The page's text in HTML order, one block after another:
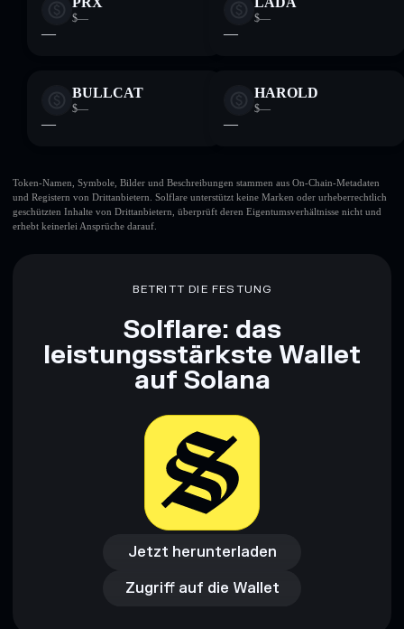
$—
—
$—
—
BULLCAT
$—
—
HAROLD
$—
—
Token-Namen, Symbole, Bilder und Beschreibungen stammen aus On-Chain-Metadaten
und Registern von Drittanbietern. Solflare unterstützt keine Marken oder urheberrechtlich
geschützten Inhalte von Drittanbietern, überprüft deren Eigentumsverhältnisse nicht und
erhebt keinerlei Ansprüche darauf.
BETRITT DIE FESTUNG
Solflare: das
leistungsstärkste Wallet
auf Solana
Jetzt herunterladen
Jetzt herunterladen
Zugriff auf die Wallet
Zugriff auf die Wallet